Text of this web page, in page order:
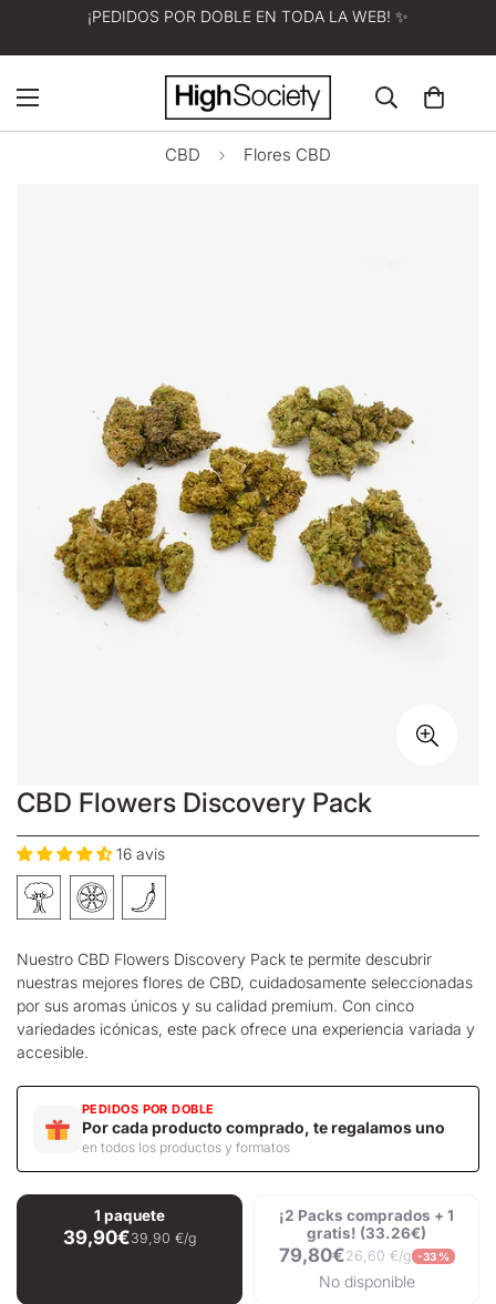
¡PEDIDOS POR DOBLE EN TODA LA WEB! ✨
CBD Flores CBD
CBD Flowers Discovery Pack
16 avis
Nuestro CBD Flowers Discovery Pack te permite descubrir
nuestras mejores flores de CBD, cuidadosamente seleccionadas
por sus aromas únicos y su calidad premium. Con cinco
variedades icónicas, este pack ofrece una experiencia variada y
accesible.
PEDIDOS POR DOBLE
Por cada producto comprado, te regalamos uno
en todos los productos y formatos
1 paquete
39,90€39,90 €/g
¡2 Packs comprados + 1
gratis! (33.26€)
79,80€26,60 €/g -33 %
No disponible